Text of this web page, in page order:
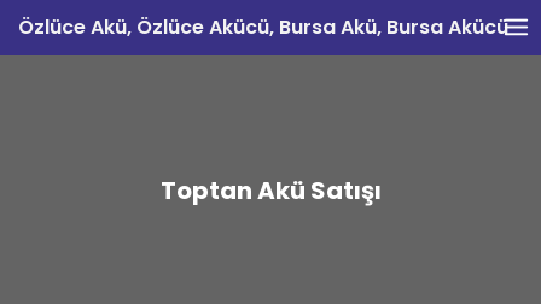
SkipÖzlüce Akü, Özlüce Akücü, Bursa Akü, Bursa Akücü
Toptan Akü Satışı